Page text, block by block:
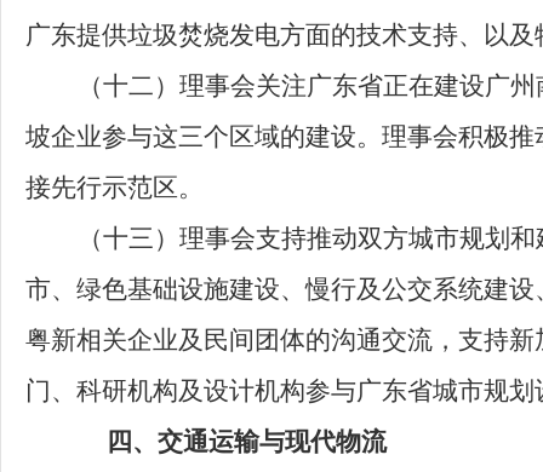
广东提供垃圾焚烧发电方面的技术支持、以
（十二） 理事会关注广东省正在建设广
坡企业参与这三个区域的建设。理事会积极
接先行示范区。
（十三） 理事会支持推动双方城市规划
市、绿色基础设施建设、慢行及公交系统建
粤新相关企业及民间团体的沟通交流，支持
门、科研机构及设计机构参与广东省城市规
四、交通运输与现代物流